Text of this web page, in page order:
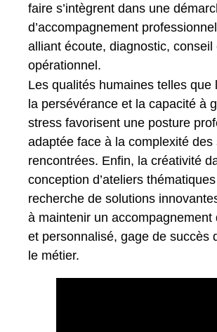
faire s’intègrent dans une
d’accompagnement
alliant écoute, diagnostic, conseil
opérationnel.
Les qualités humaines telles que
la persévérance et la capacité à
stress favorisent une posture
adaptée face à la complexité des
rencontrées. Enfin, la créativité
conception d’ateliers
recherche de solutions
à maintenir un accompagnement
et personnalisé, gage de succès
le métier.